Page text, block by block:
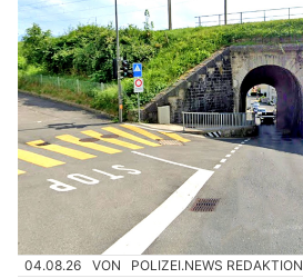
04.08.26 VON POLIZEI.NEWS REDAKTION